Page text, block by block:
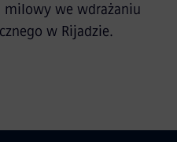
milowy we wdrażaniu
w Rijadzie.